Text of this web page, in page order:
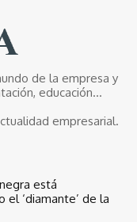
de la empresa y
educación...
empresarial.
está
el ‘diamante’ de la